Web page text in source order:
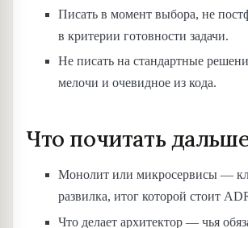
Писать в момент выбора, не
в критерии готовности задачи.
Не писать на стандартные
мелочи и очевидное из кода.
Что почитать
Монолит или микросервисы —
развилка, итог которой стоит
Что делает архитектор — чья